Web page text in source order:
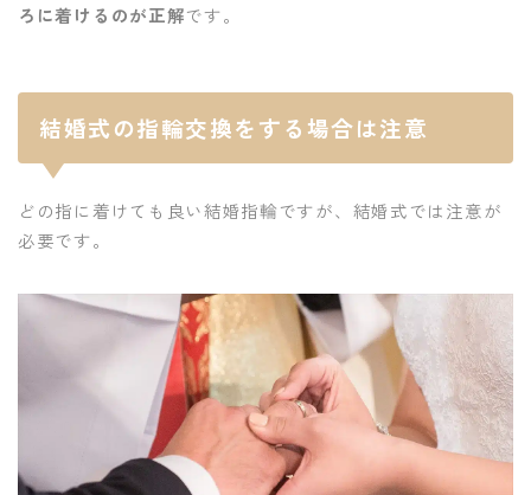
ろに着けるのが正解です。
結婚式の指輪交換をする場合は注意
どの指に着けても良い結婚指輪ですが、結婚式では注意が
必要です。